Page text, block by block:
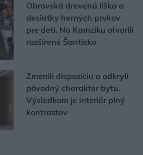
Obrovská drevená líška a
desiatky herných prvkov
pre deti. Na Kamzíku otvorili
rozšírené Šantisko
Zmenili dispozíciu a odkryli
pôvodný charakter bytu.
Výsledkom je interiér plný
kontrastov